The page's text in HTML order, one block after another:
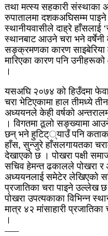
तथा मत्स्य सहकारी संस्थाका
रुपातालमा दशकअघिसम्म
स्थानीयवासीले दाह्रे हाँसलाई
स्थानबाट आउने चरा भने
सङ्क्रमणका कारण साइबेरिया
मारिएका कारण पनि
।
यसअघि २०७४ को हिउँदमा
चरा भेटिएकामा हाल तीमध्ये
अध्ययनले केही वर्षको
। विगतमा ठूलो सङ्ख्यामा
छन् भने हुटिट््याउँ पनि
हाँस, सुन्जुरे हाँसलगायतका
देखाएको छ । पोखरा पक्षी
सचिव हेमन्त ढकालले पोखरा र
अध्ययनलाई समेटेर लेखिएको
प्रजातिका चरा पाइने उल्लेख
पोखरा उपत्यकाका विभिन्न
मात्र ४२ मांसाहारी
।
–––